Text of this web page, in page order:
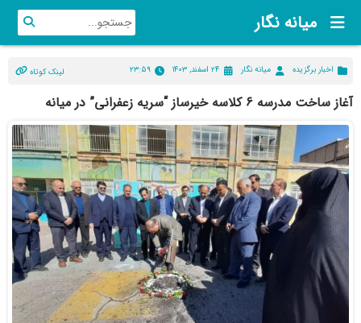
میانه نگار
اخبار برگزیده میانه نگار ۲۴ اسفند, ۱۴۰۳ ۲۳:۵۹ لینک کوتاه
آغاز ساخت مدرسه ۶ کلاسه خیرساز “سریه زعفرانی” در میانه